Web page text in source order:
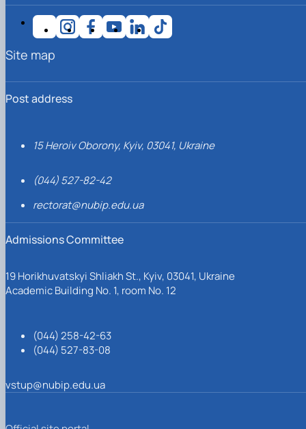
Post address
15 Heroiv Oborony, Kyiv, 03041, Ukraine
(044) 527-82-42
rectorat@nubip.edu.ua
Admissions Committee
19 Horikhuvatskyi Shliakh St., Kyiv, 03041, Ukraine
Academic Building No. 1, room No. 12
(044) 258-42-63
(044) 527-83-08
vstup@nubip.edu.ua
Site map